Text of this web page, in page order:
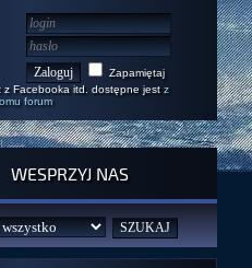
Zapamiętaj
z Facebooka itd. dostępne jest z
forum
WESPRZYJ NAS